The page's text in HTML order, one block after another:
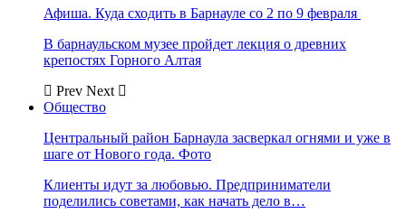
Афиша. Куда сходить в Барнауле со 2 по 9 февраля
В барнаульском музее пройдет лекция о древних
крепостях Горного Алтая
Prev Next
Общество
Центральный район Барнаула засверкал огнями и уже в
шаге от Нового года. Фото
Клиенты идут за любовью. Предприниматели
поделились советами, как начать дело в…